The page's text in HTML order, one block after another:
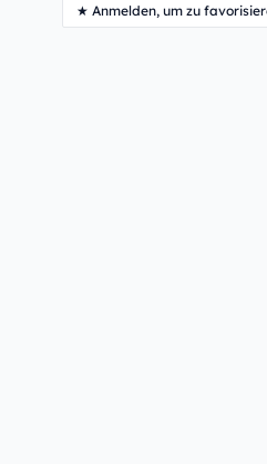
★ Anmelden, um zu